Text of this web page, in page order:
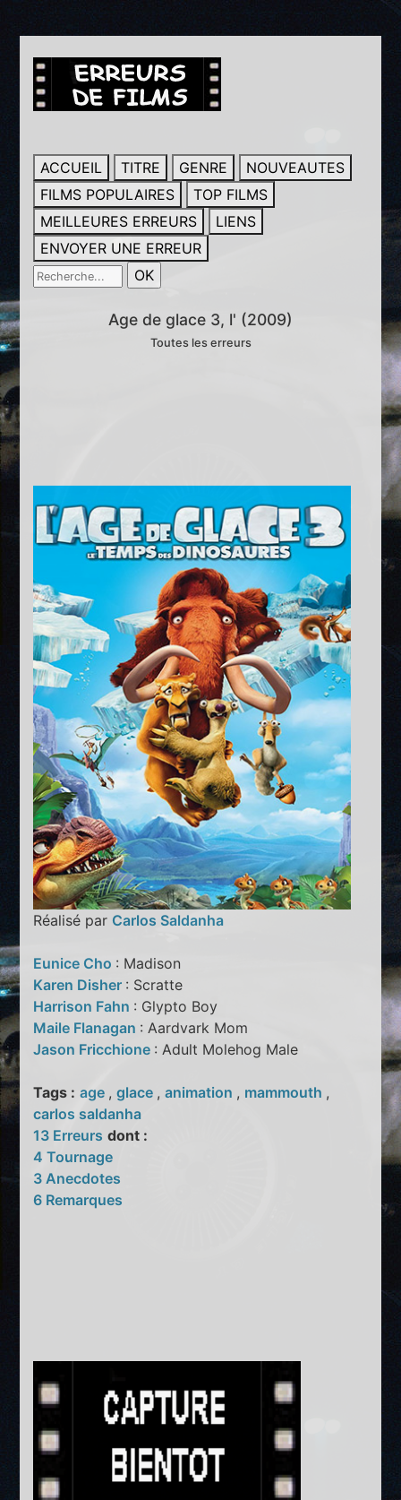
ACCUEIL TITRE GENRE
NOUVEAUTES
FILMS POPULAIRES
TOP FILMS
MEILLEURES ERREURS
LIENS
ENVOYER UNE ERREUR
Age de glace 3, l' (2009)
Toutes les erreurs
Réalisé par Carlos Saldanha
Eunice Cho : Madison
Karen Disher : Scratte
Harrison Fahn : Glypto Boy
Maile Flanagan : Aardvark Mom
Jason Fricchione : Adult Molehog Male
Tags : age ,glace ,animation , mammouth ,
carlos saldanha
13 Erreurs dont :
4 Tournage
3 Anecdotes
6 Remarques